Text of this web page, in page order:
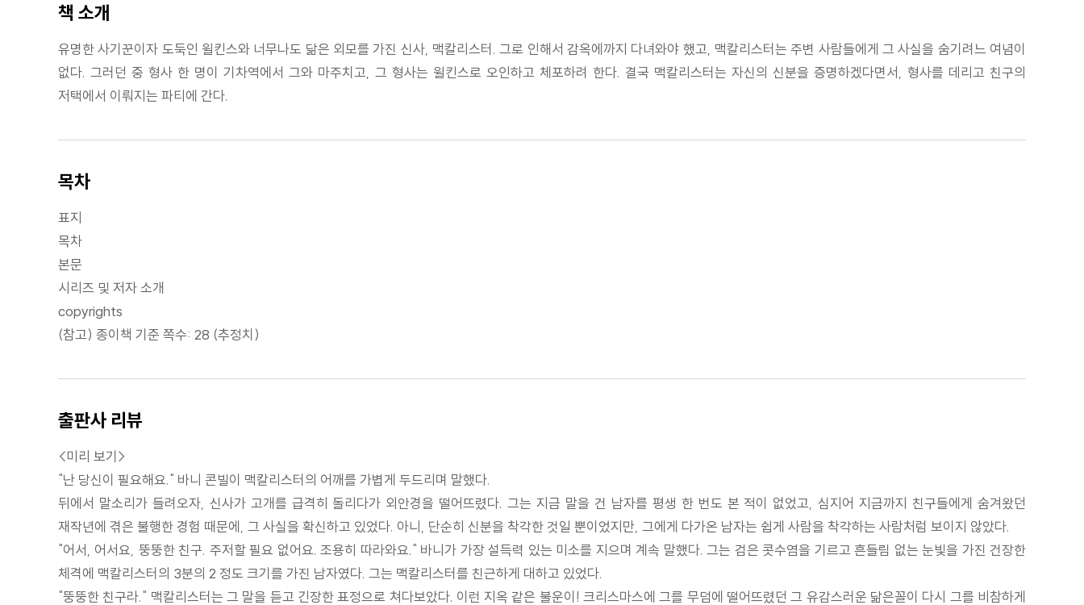
책 소개
유명한 사기꾼이자 도둑인 윌킨스와 너무나도 닮은 외모를 가진 신사, 맥칼리스터. 그로 인해서 감옥에까지 다녀와야 했고, 맥칼리스터는 주변 사람들에게 그 사실을 숨기려느 여념이
없다. 그러던 중 형사 한 명이 기차역에서 그와 마주치고, 그 형사는 윌킨스로 오인하고 체포하려 한다. 결국 맥칼리스터는 자신의 신분을 증명하겠다면서, 형사를 데리고 친구의
저택에서 이뤄지는 파티에 간다.
목차
표지
목차
본문
시리즈 및 저자 소개
copyrights
(참고) 종이책 기준 쪽수: 28 (추정치)
출판사 리뷰
<미리 보기>
"난 당신이 필요해요." 바니 콘빌이 맥칼리스터의 어깨를 가볍게 두드리며 말했다.
뒤에서 말소리가 들려오자, 신사가 고개를 급격히 돌리다가 외안경을 떨어뜨렸다. 그는 지금 말을 건 남자를 평생 한 번도 본 적이 없었고, 심지어 지금까지 친구들에게 숨겨왔던
재작년에 겪은 불행한 경험 때문에, 그 사실을 확신하고 있었다. 아니, 단순히 신분을 착각한 것일 뿐이었지만, 그에게 다가온 남자는 쉽게 사람을 착각하는 사람처럼 보이지 않았다.
"어서, 어서요, 뚱뚱한 친구. 주저할 필요 없어요. 조용히 따라와요." 바니가 가장 설득력 있는 미소를 지으며 계속 말했다. 그는 검은 콧수염을 기르고 흔들림 없는 눈빛을 가진 건장한
체격에 맥칼리스터의 3분의 2 정도 크기를 가진 남자였다. 그는 맥칼리스터를 친근하게 대하고 있었다.
"뚱뚱한 친구라." 맥칼리스터는 그 말을 듣고 긴장한 표정으로 쳐다보았다. 이런 지옥 같은 불운이! 크리스마스에 그를 무덤에 떨어뜨렸던 그 유감스러운 닮은꼴이 다시 그를 비참하게